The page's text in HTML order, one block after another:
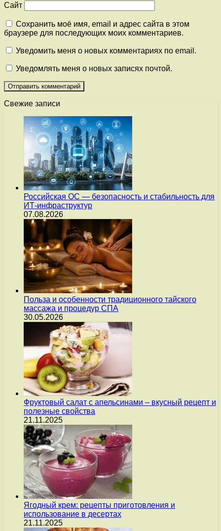
Сайт
Сохранить моё имя, email и адрес сайта в этом
браузере для последующих моих комментариев.
Уведомить меня о новых комментариях по email.
Уведомлять меня о новых записях почтой.
Свежие записи
Российская ОС — безопасность и стабильность для
ИТ-инфраструктур
07.08.2026
Польза и особенности традиционного тайского
массажа и процедур СПА
30.05.2026
Фруктовый салат с апельсинами – вкусный рецепт и
полезные свойства
21.11.2025
Ягодный крем: рецепты приготовления и
использование в десертах
21.11.2025